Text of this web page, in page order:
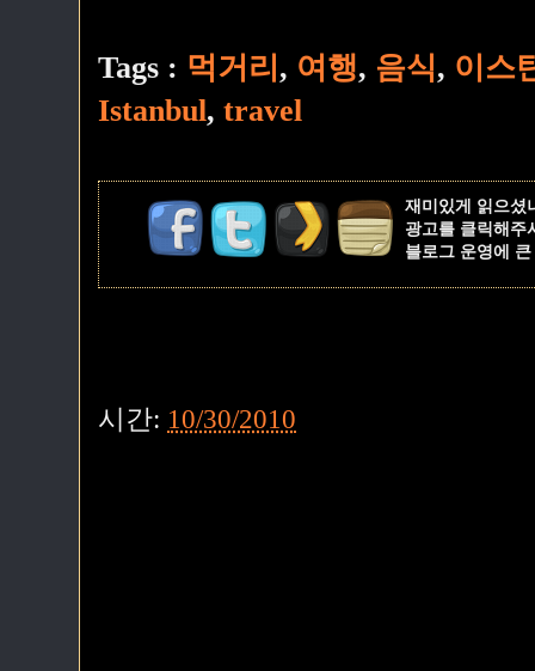
Tags : 먹거리 , 여행, 음식, 이스
Istanbul, travel
재미있게 읽으셨
광고를 클릭해주
블로그 운영에
시간: 10/30/2010